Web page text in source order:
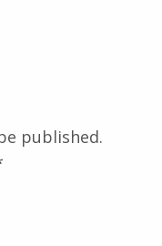
published.